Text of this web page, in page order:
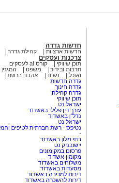
חדשות גדרה
חדשות ארציות קהילת גדרה
צרכנות ועסקים
תוכן שיווקי
קורס ai לעסקים
תרבות ובידור
משפט
ואוכל
נשים
אהבנו ברשת
גדרה חדשות
גדרה חינוך
גדרה קהילה
תוכן שיווקי
ישראל נט
עורך דין פלילי באשדוד
נדל"ן באשדוד
ישראל נט
נטיפס - רשת חברתית לטיפים
-
בתי מלון באשדוד
יישובניק נט
פרסום במקומונים
מקומון אשדוד
משלוחים באשדוד
מסעדות באשדוד
דירות למכירה באשדוד
דירות להשכרה באשדוד